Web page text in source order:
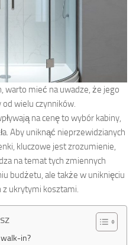
warto mieć na uwadze, że jego
wielu czynników.
na cenę to wybór kabiny,
Aby uniknąć nieprzewidzianych
kluczowe jest zrozumienie,
na temat tych zmiennych
budżetu, ale także w uniknięciu
z ukrytymi kosztami.
walk-in?